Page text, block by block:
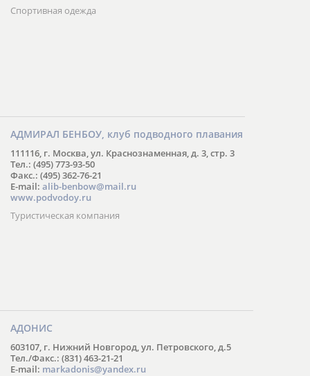
Спортивная одежда
АДМИРАЛ БЕНБОУ, клуб подводного плавания
111116, г. Москва, ул. Краснознаменная, д. 3, стр. 3
Тел.: (495) 773-93-50
Факс.: (495) 362-76-21
E-mail: alib-benbow@mail.ru
www.podvodoy.ru
Туристическая компания
АДОНИС
603107, г. Нижний Новгород, ул. Петровского, д.5
Тел./Факс.: (831) 463-21-21
E-mail: markadonis@yandex.ru